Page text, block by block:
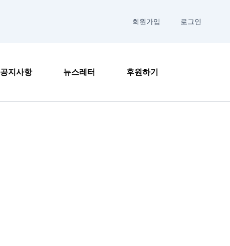
회원가입 로그인
공지사항 뉴스레터 후원하기